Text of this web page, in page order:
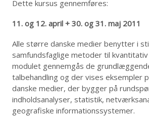
Dette kursus gennemføres:
11. og 12. april + 30. og 31. maj 2011
Alle større danske medier benytter i
samfundsfaglige metoder til kvantitativ
modulet gennemgås de
talbehandling og der vises eksempler
danske medier, der bygger på
indholdsanalyser, statistik,
geografiske informationssystemer.